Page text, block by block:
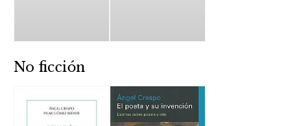
No ficción